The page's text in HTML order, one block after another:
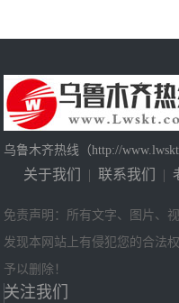
乌鲁木齐热线（http://
关于我们 | 联系我们 |
免责声明：所有文字、图片、
发现本网站上有侵犯您的合法
予以删除！
关注我们